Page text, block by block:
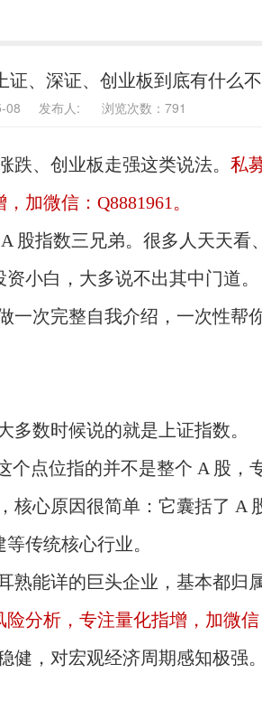
、深证、创业板到底有什么
08 发布人: 浏览次数：791
、创业板走强这类说法。 私
加微信：Q8881961。
股指数三兄弟。很多人天天看
小白，大多说不出其中门道。
一次完整自我介绍，一次性帮
多数时候说的就是上证指数。
个点位指的并不是整个 A 股，
核心原因很简单：它囊括了 A
传统核心行业。
能详的巨头企业，基本都归
分析，专注量化指增，加微信
健，对宏观经济周期感知极强